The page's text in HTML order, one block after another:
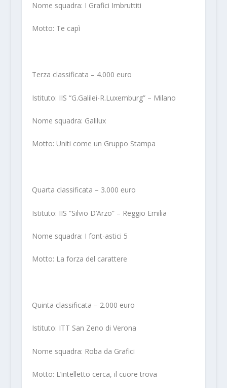
Nome squadra: I Grafici Imbruttiti
Motto: Te capì
Terza classificata – 4.000 euro
Istituto: IIS “G.Galilei-R.Luxemburg” – Milano
Nome squadra: Galilux
Motto: Uniti come un Gruppo Stampa
Quarta classificata – 3.000 euro
Istituto: IIS “Silvio D’Arzo” – Reggio Emilia
Nome squadra: I font-astici 5
Motto: La forza del carattere
Quinta classificata – 2.000 euro
Istituto: ITT San Zeno di Verona
Nome squadra: Roba da Grafici
Motto: L’intelletto cerca, il cuore trova